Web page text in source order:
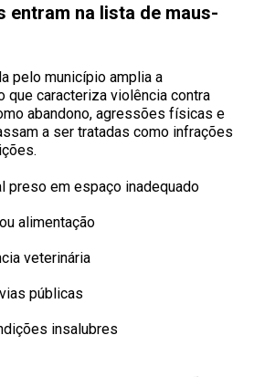
entram na lista de maus-
pelo município amplia a
que caracteriza violência contra
abandono, agressões físicas e
a ser tratadas como infrações
preso em espaço inadequado
alimentação
veterinária
públicas
insalubres